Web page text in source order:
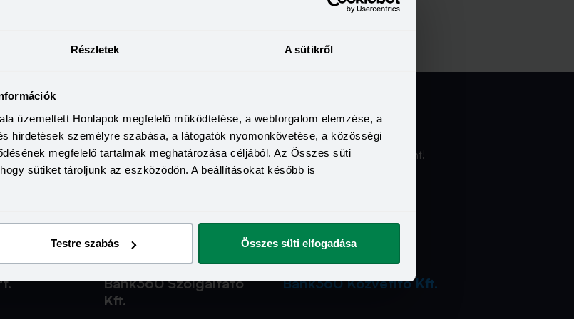
Részletek A sütikről
üzemeltett Honlapok megfelelő működtetése, a webforgalom elemzése, a
hirdetések személyre szabása, a látogatók nyomonkövetése, a közösségi
megfelelő tartalmak meghatározása céljából. Az Összes süti
sütiket tároljunk az eszközödön. A beállításokat később is
Testre szabás Összes süti elfogadása
News-on
Hasznos Linkek
Fiók és ATM kereső
Bérkalkulátor
Fogalomtár
GYIK
További
szolgáltatásaink
Ismerd meg a Bank360 Koint!
Bank360 Szolgáltató
Kft.
Bank360 Közvetítő Kft.